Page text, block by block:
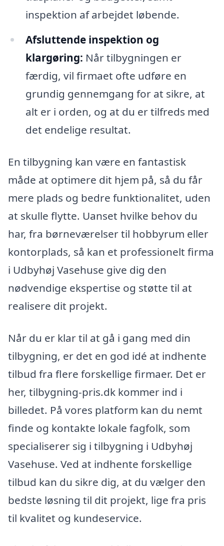
inspektion af arbejdet løbende.
Afsluttende inspektion og
klargøring: Når tilbygningen er
færdig, vil firmaet ofte udføre en
grundig gennemgang for at sikre, at
alt er i orden, og at du er tilfreds med
det endelige resultat.
En tilbygning kan være en fantastisk
måde at optimere dit hjem på, så du får
mere plads og bedre funktionalitet, uden
at skulle flytte. Uanset hvilke behov du
har, fra børneværelser til hobbyrum eller
kontorplads, så kan et professionelt firma
i Udbyhøj Vasehuse give dig den
nødvendige ekspertise og støtte til at
realisere dit projekt.
Når du er klar til at gå i gang med din
tilbygning, er det en god idé at indhente
tilbud fra flere forskellige firmaer. Det er
her, tilbygning-pris.dk kommer ind i
billedet. På vores platform kan du nemt
finde og kontakte lokale fagfolk, som
specialiserer sig i tilbygning i Udbyhøj
Vasehuse. Ved at indhente forskellige
tilbud kan du sikre dig, at du vælger den
bedste løsning til dit projekt, lige fra pris
til kvalitet og kundeservice.